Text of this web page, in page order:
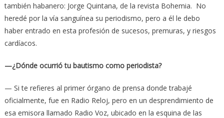
también habanero: Jorge Quintana, de la revista Bohemia. No
heredé por la vía sanguínea su periodismo, pero a él le debo
haber entrado en esta profesión de sucesos, premuras, y riesgos
cardíacos.
—¿Dónde ocurrió tu bautismo como periodista?
— Si te refieres al primer órgano de prensa donde trabajé
oficialmente, fue en Radio Reloj, pero en un desprendimiento de
esa emisora llamado Radio Voz, ubicado en la esquina de las